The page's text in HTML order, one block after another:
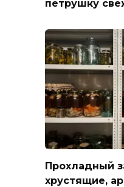
петрушку
Прохладный
хрустящие,